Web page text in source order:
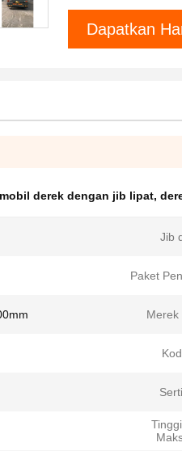
Dapatkan
mobil derek dengan jib lipat,
Jib
Paket
Merek